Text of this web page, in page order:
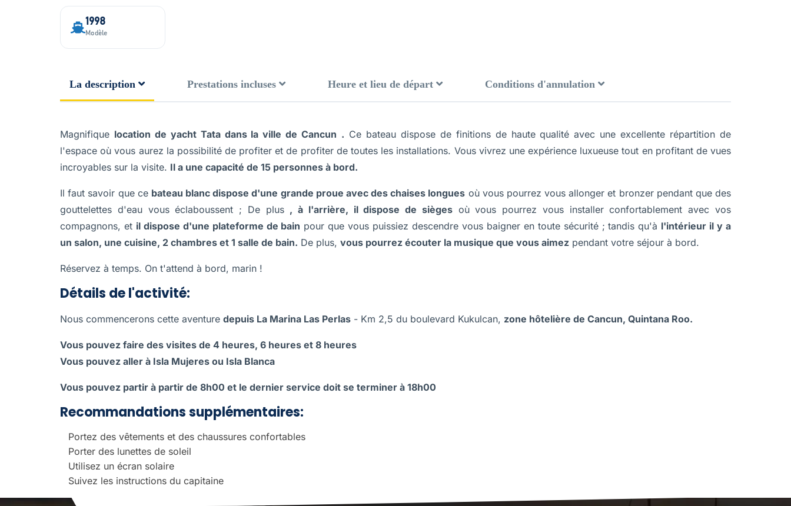
1998
Modèle
La description Prestations incluses Heure et lieu de départ Conditions d'annulation
Magnifique location de yacht Tata dans la ville de Cancun . Ce bateau dispose de finitions de haute qualité avec une excellente répartition de
l'espace où vous aurez la possibilité de profiter et de profiter de toutes les installations. Vous vivrez une expérience luxueuse tout en profitant de vues
incroyables sur la visite. Il a une capacité de 15 personnes à bord.
Il faut savoir que ce bateau blanc dispose d'une grande proue avec des chaises longues où vous pourrez vous allonger et bronzer pendant que des
gouttelettes d'eau vous éclaboussent ; De plus , à l'arrière, il dispose de siègesoù vous pourrez vous installer confortablement avec vos
compagnons, et il dispose d'une plateforme de bain pour que vous puissiez descendre vous baigner en toute sécurité ; tandis qu'à l'intérieur il y a
un salon, une cuisine, 2 chambres et 1 salle de bain. De plus, vous pourrez écouter la musique que vous aimez pendant votre séjour à bord.
Réservez à temps. On t'attend à bord, marin !
Détails de l'activité:
Nous commencerons cette aventure depuis La Marina Las Perlas - Km 2,5 du boulevard Kukulcan, zone hôtelière de Cancun, Quintana Roo.
Vous pouvez faire des visites de 4 heures, 6 heures et 8 heures
Vous pouvez aller à Isla Mujeres ou Isla Blanca
Vous pouvez partir à partir de 8h00 et le dernier service doit se terminer à 18h00
Recommandations supplémentaires:
Portez des vêtements et des chaussures confortables
Porter des lunettes de soleil
Utilisez un écran solaire
Suivez les instructions du capitaine